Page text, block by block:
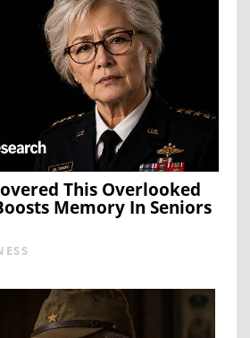
This Overlooked
Memory In Seniors